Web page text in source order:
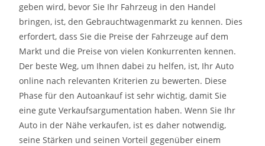
geben wird, bevor Sie Ihr Fahrzeug in den Handel
bringen, ist, den Gebrauchtwagenmarkt zu kennen. Dies
erfordert, dass Sie die Preise der Fahrzeuge auf dem
Markt und die Preise von vielen Konkurrenten kennen.
Der beste Weg, um Ihnen dabei zu helfen, ist, Ihr Auto
online nach relevanten Kriterien zu bewerten. Diese
Phase für den Autoankauf ist sehr wichtig, damit Sie
eine gute Verkaufsargumentation haben. Wenn Sie Ihr
Auto in der Nähe verkaufen, ist es daher notwendig,
seine Stärken und seinen Vorteil gegenüber einem